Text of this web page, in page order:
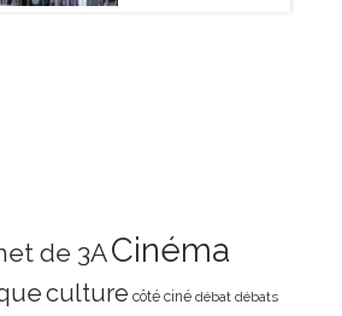
de 3ACinéma
culture côté ciné débat débats